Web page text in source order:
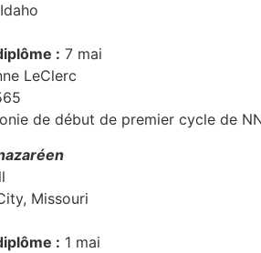
: 7 mai
LeClerc
de début de premier cycle de
Missouri
: 1 mai